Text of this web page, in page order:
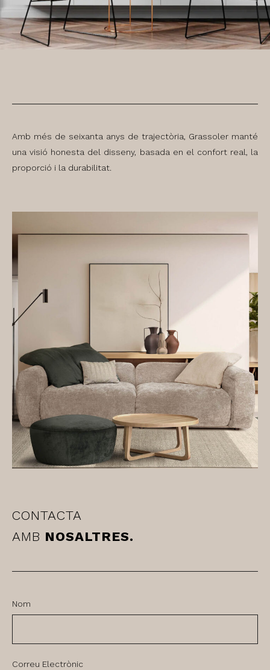
Amb més de seixanta anys de trajectòria, Grassoler manté
una visió honesta del disseny, basada en el confort real, la
proporció i la durabilitat.
CONTACTA
AMB NOSALTRES.
Nom
Correu Electrònic